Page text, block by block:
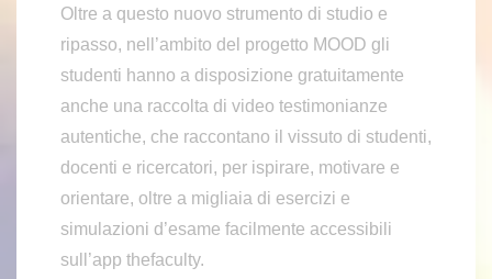
Oltre a questo nuovo strumento di studio e
ripasso, nell’ambito del progetto MOOD gli
studenti hanno a disposizione gratuitamente
anche una raccolta di video testimonianze
autentiche, che raccontano il vissuto di studenti,
docenti e ricercatori, per ispirare, motivare e
orientare, oltre a migliaia di esercizi e
simulazioni d’esame facilmente accessibili
sull’app thefaculty.